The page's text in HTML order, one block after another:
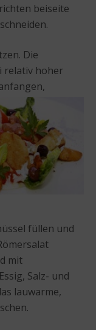
beiseite
Die
relativ hoher
füllen und
mit
Salz- und
lauwarme,